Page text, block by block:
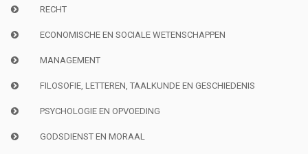
RECHT
ECONOMISCHE EN SOCIALE WETENSCHAPPEN
MANAGEMENT
FILOSOFIE, LETTEREN, TAALKUNDE EN GESCHIEDENIS
PSYCHOLOGIE EN OPVOEDING
GODSDIENST EN MORAAL